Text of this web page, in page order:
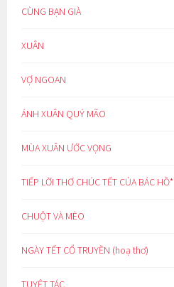
CÙNG BẠN GIÀ
XUÂN
VỢ NGOAN
ÁNH XUÂN QUÝ MÃO
MÙA XUÂN ƯỚC VỌNG
TIẾP LỜI THƠ CHÚC TẾT CỦA BÁC HỒ*
CHUỘT VÀ MÈO
NGÀY TẾT CỔ TRUYỀN (hoạ thơ)
TUYỆT TÁC